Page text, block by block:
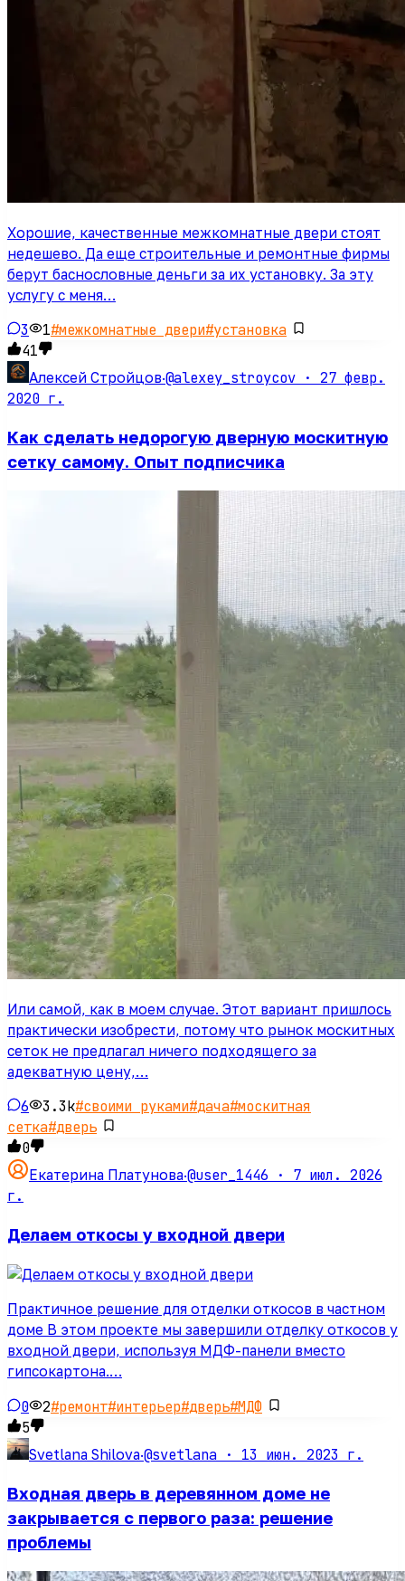
Хорошие, качественные межкомнатные двери стоят
недешево. Да еще строительные и ремонтные фирмы
берут баснословные деньги за их установку. За эту
услугу с меня…
3 1#межкомнатные двери#установка
41
Алексей Стройцов·@alexey_stroycov · 27 февр.
2020 г.
Как сделать недорогую дверную москитную
сетку самому. Опыт подписчика
Или самой, как в моем случае. Этот вариант пришлось
практически изобрести, потому что рынок москитных
сеток не предлагал ничего подходящего за
адекватную цену,…
6 3.3k#своими руками#дача#москитная
сетка#дверь
0
Екатерина Платунова·@user_1446 · 7 июл. 2026
г.
Делаем откосы у входной двери
Практичное решение для отделки откосов в частном
доме В этом проекте мы завершили отделку откосов у
входной двери, используя МДФ-панели вместо
гипсокартона.…
0 2#ремонт#интерьер#дверь#МДФ
5
Svetlana Shilova·@svetlana · 13 июн. 2023 г.
Входная дверь в деревянном доме не
закрывается с первого раза: решение
проблемы